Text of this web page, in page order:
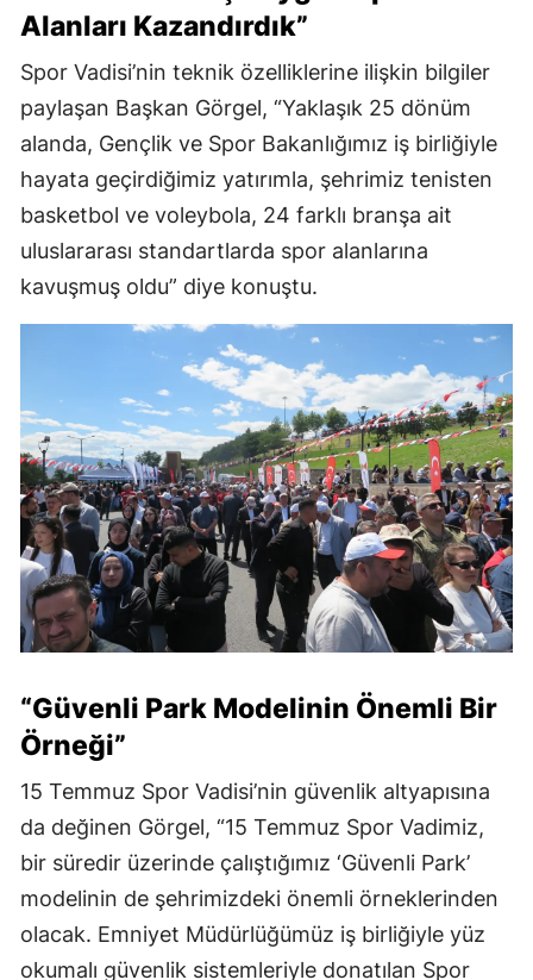
Alanları Kazandırdık”
Spor Vadisi’nin teknik özelliklerine ilişkin bilgiler
paylaşan Başkan Görgel, “Yaklaşık 25 dönüm
alanda, Gençlik ve Spor Bakanlığımız iş birliğiyle
hayata geçirdiğimiz yatırımla, şehrimiz tenisten
basketbol ve voleybola, 24 farklı branşa ait
uluslararası standartlarda spor alanlarına
kavuşmuş oldu” diye konuştu.
“Güvenli Park Modelinin Önemli Bir
Örneği”
15 Temmuz Spor Vadisi’nin güvenlik altyapısına
da değinen Görgel, “15 Temmuz Spor Vadimiz,
bir süredir üzerinde çalıştığımız ‘Güvenli Park’
modelinin de şehrimizdeki önemli örneklerinden
olacak. Emniyet Müdürlüğümüz iş birliğiyle yüz
okumalı güvenlik sistemleriyle donatılan Spor